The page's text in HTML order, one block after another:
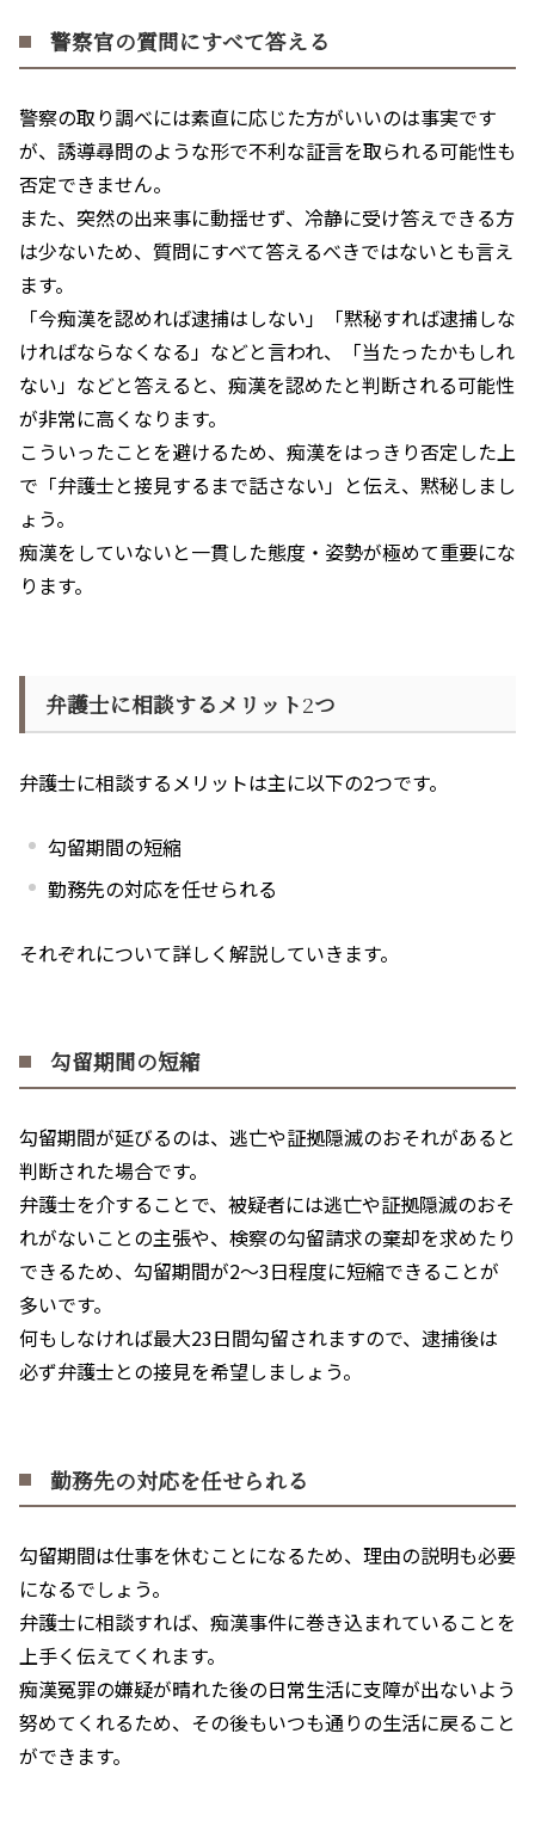
警察官の質問にすべて答える
警察の取り調べには素直に応じた方がいいのは事実です
が、誘導尋問のような形で不利な証言を取られる可能性も
否定できません。
また、突然の出来事に動揺せず、冷静に受け答えできる方
は少ないため、質問にすべて答えるべきではないとも言え
ます。
「今痴漢を認めれば逮捕はしない」「黙秘すれば逮捕しな
ければならなくなる」などと言われ、「当たったかもしれ
ない」などと答えると、痴漢を認めたと判断される可能性
が非常に高くなります。
こういったことを避けるため、痴漢をはっきり否定した上
で「弁護士と接見するまで話さない」と伝え、黙秘しまし
ょう。
痴漢をしていないと一貫した態度・姿勢が極めて重要にな
ります。
弁護士に相談するメリット2つ
弁護士に相談するメリットは主に以下の2つです。
勾留期間の短縮
勤務先の対応を任せられる
それぞれについて詳しく解説していきます。
勾留期間の短縮
勾留期間が延びるのは、逃亡や証拠隠滅のおそれがあると
判断された場合です。
弁護士を介することで、被疑者には逃亡や証拠隠滅のおそ
れがないことの主張や、検察の勾留請求の棄却を求めたり
できるため、勾留期間が2～3日程度に短縮できることが
多いです。
何もしなければ最大23日間勾留されますので、逮捕後は
必ず弁護士との接見を希望しましょう。
勤務先の対応を任せられる
勾留期間は仕事を休むことになるため、理由の説明も必要
になるでしょう。
弁護士に相談すれば、痴漢事件に巻き込まれていることを
上手く伝えてくれます。
痴漢冤罪の嫌疑が晴れた後の日常生活に支障が出ないよう
努めてくれるため、その後もいつも通りの生活に戻ること
ができます。